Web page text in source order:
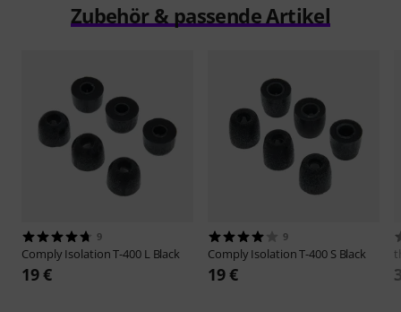
Zubehör & passende Artikel
9
Comply Isolation T-400 L Black
19 €
9
Comply Isolation T-400 S Black
19 €